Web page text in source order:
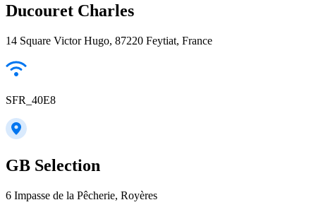
Ducouret Charles
14 Square Victor Hugo, 87220 Feytiat, France
SFR_40E8
GB Selection
6 Impasse de la Pêcherie, Royères